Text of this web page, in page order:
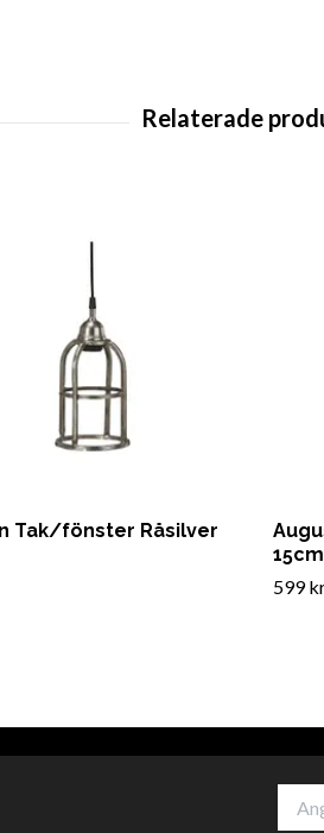
Tak/fönster Råsilver
15cm
599